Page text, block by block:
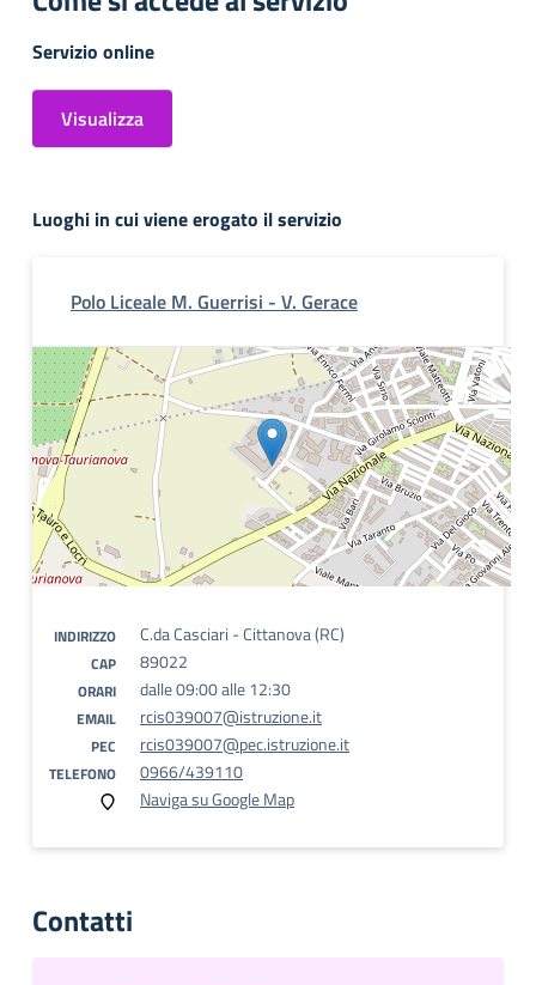
Servizio online
Visualizza
Luoghi in cui viene erogato il servizio
Polo Liceale M. Guerrisi - V. Gerace
INDIRIZZO C.da Casciari - Cittanova (RC)
CAP 89022
ORARI dalle 09:00 alle 12:30
EMAIL rcis039007@istruzione.it
PEC rcis039007@pec.istruzione.it
TELEFONO
0966/439110
Naviga su Google Map
Contatti